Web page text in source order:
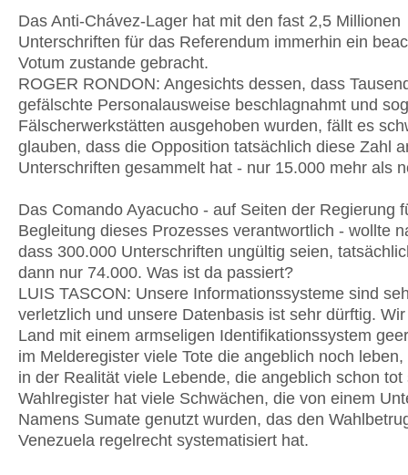
Das Anti-Chávez-Lager hat mit den fast 2,5 Millionen
Unterschriften für das Referendum immerhin ein
Votum zustande gebracht.
ROGER RONDON: Angesichts dessen, dass
gefälschte Personalausweise beschlagnahmt und
Fälscherwerkstätten ausgehoben wurden, fällt es
glauben, dass die Opposition tatsächlich diese Zahl
Unterschriften gesammelt hat - nur 15.000 mehr als
Das Comando Ayacucho - auf Seiten der Regierung
Begleitung dieses Prozesses verantwortlich - wollte
dass 300.000 Unterschriften ungültig seien,
dann nur 74.000. Was ist da passiert?
LUIS TASCON: Unsere Informationssysteme sind
verletzlich und unsere Datenbasis ist sehr dürftig.
Land mit einem armseligen Identifikationssystem
im Melderegister viele Tote die angeblich noch
in der Realität viele Lebende, die angeblich schon tot
Wahlregister hat viele Schwächen, die von einem
Namens Sumate genutzt wurden, das den
Venezuela regelrecht systematisiert hat.